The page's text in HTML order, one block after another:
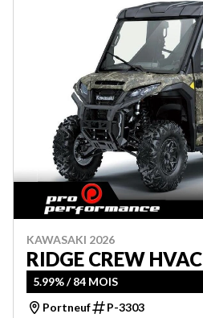
KAWASAKI 2026
RIDGE CREW HVAC
5.99% / 84 MOIS
Portneuf
P-3303